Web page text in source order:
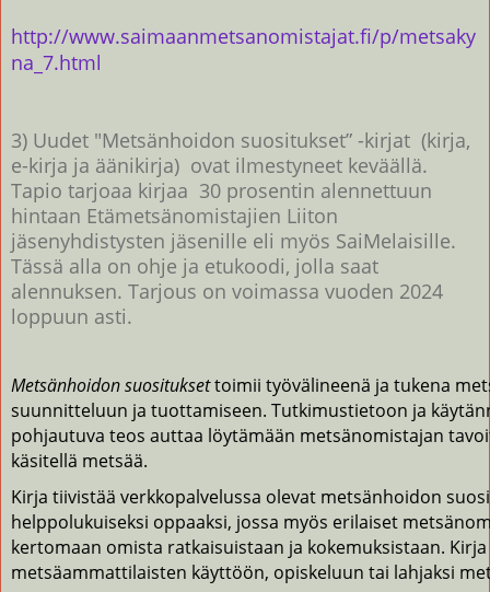
http://www.saimaanmetsanomistajat.fi/p/metsaky
na_7.html
3) Uudet "Metsänhoidon suositukset” -kirjat (kirja,
e-kirja ja äänikirja) ovat ilmestyneet keväällä.
Tapio tarjoaa kirjaa 30 prosentin alennettuun
hintaan Etämetsänomistajien Liiton
jäsenyhdistysten jäsenille eli myös SaiMelaisille.
Tässä alla on ohje ja etukoodi, jolla saat
alennuksen. Tarjous on voimassa vuoden 2024
loppuun asti.
Metsänhoidon suosituksettoimii työvälineenä ja tukena
suunnitteluun ja tuottamiseen. Tutkimustietoon ja
pohjautuva teos auttaa löytämään metsänomistajan
käsitellä metsää.
Kirja tiivistää verkkopalvelussa olevat metsänhoidon
helppolukuiseksi oppaaksi, jossa myös erilaiset
kertomaan omista ratkaisuistaan ja kokemuksistaan.
metsäammattilaisten käyttöön, opiskeluun tai lahjaksi